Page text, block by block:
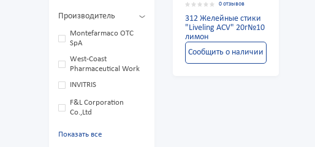
Производитель
Montefarmaco OTC
SpA
West-Coast
Pharmaceutical Work
INVITRIS
F&L Corporation
Co.,Ltd
Показать все
0 отзывов
312 Желейные стики
"Liveling ACV" 20г№10
лимон
Сообщить о наличии